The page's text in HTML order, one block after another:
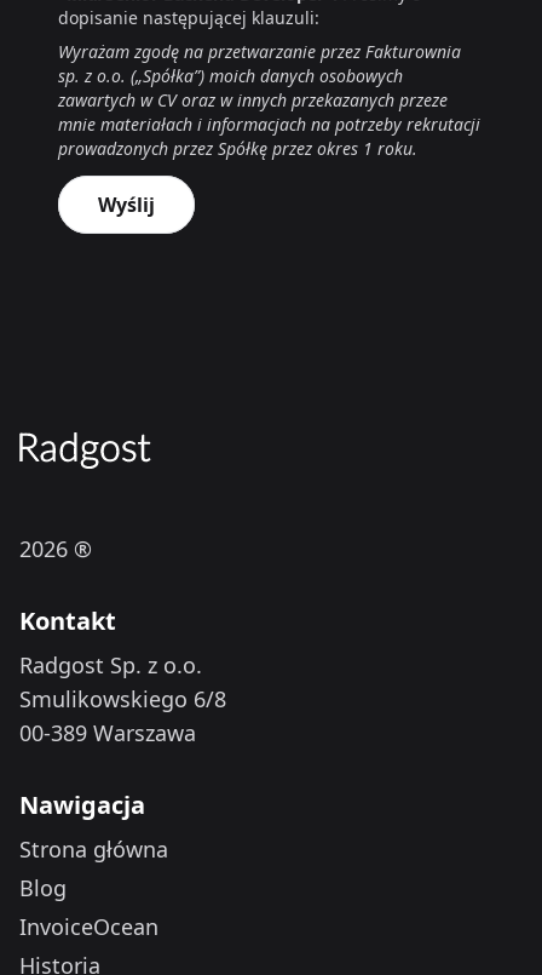
dopisanie następującej klauzuli:
Wyrażam zgodę na przetwarzanie przez Fakturownia
sp. z o.o. („Spółka”) moich danych osobowych
zawartych w CV oraz w innych przekazanych przeze
mnie materiałach i informacjach na potrzeby rekrutacji
prowadzonych przez Spółkę przez okres 1 roku.
Wyślij
2026 ®
Kontakt
Radgost Sp. z o.o.
Smulikowskiego 6/8
00-389 Warszawa
Nawigacja
Strona główna
Blog
InvoiceOcean
Historia